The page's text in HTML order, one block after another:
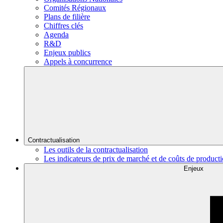
Comités Régionaux
Plans de filière
Chiffres clés
Agenda
R&D
Enjeux publics
Appels à concurrence
Contractualisation
Les outils de la contractualisation
Les indicateurs de prix de marché et de coûts de
Enjeux